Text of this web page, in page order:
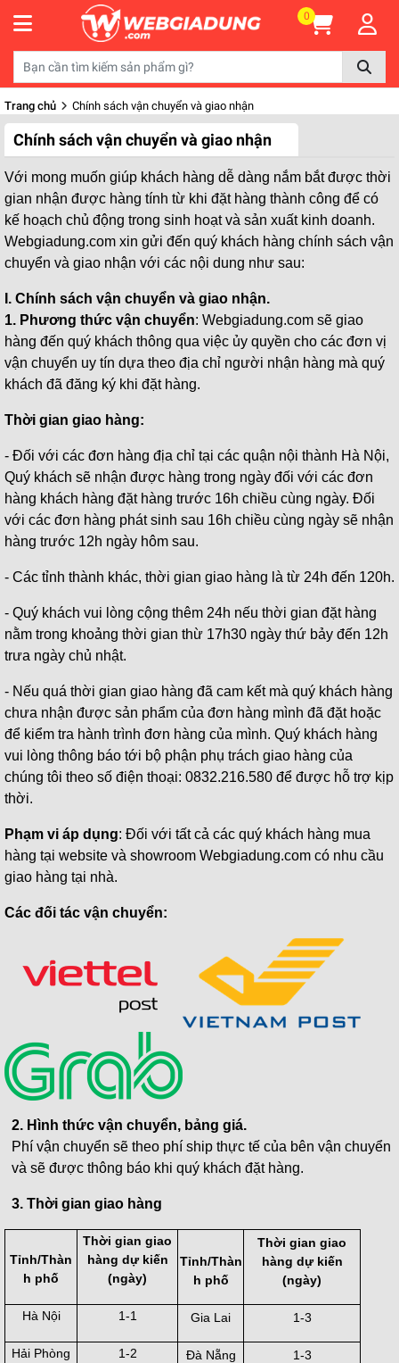
0
Trang chủ Chính sách vận chuyển và giao nhận
Chính sách vận chuyển và giao nhận
Với mong muốn giúp khách hàng dễ dàng nắm bắt được thời
gian nhận được hàng tính từ khi đặt hàng thành công để có
kế hoạch chủ động trong sinh hoạt và sản xuất kinh doanh.
Webgiadung.com xin gửi đến quý khách hàng chính sách vận
chuyển và giao nhận với các nội dung như sau:
I. Chính sách vận chuyển và giao nhận.
1. Phương thức vận chuyển: Webgiadung.com sẽ giao
hàng đến quý khách thông qua việc ủy quyền cho các đơn vị
vận chuyển uy tín dựa theo địa chỉ người nhận hàng mà quý
khách đã đăng ký khi đặt hàng.
Thời gian giao hàng:
- Đối với các đơn hàng địa chỉ tại các quận nội thành Hà Nội,
Quý khách sẽ nhận được hàng trong ngày đối với các đơn
hàng khách hàng đặt hàng trước 16h chiều cùng ngày. Đối
với các đơn hàng phát sinh sau 16h chiều cùng ngày sẽ nhận
hàng trước 12h ngày hôm sau.
- Các tỉnh thành khác, thời gian giao hàng là từ 24h đến 120h.
- Quý khách vui lòng cộng thêm 24h nếu thời gian đặt hàng
nằm trong khoảng thời gian thừ 17h30 ngày thứ bảy đến 12h
trưa ngày chủ nhật.
- Nếu quá thời gian giao hàng đã cam kết mà quý khách hàng
chưa nhận được sản phẩm của đơn hàng mình đã đặt hoặc
để kiểm tra hành trình đơn hàng của mình. Quý khách hàng
vui lòng thông báo tới bộ phận phụ trách giao hàng của
chúng tôi theo số điện thoại: 0832.216.580 để được hỗ trợ kịp
thời.
Phạm vi áp dụng: Đối với tất cả các quý khách hàng mua
hàng tại website và showroom Webgiadung.com có nhu cầu
giao hàng tại nhà.
Các đối tác vận chuyển:
2. Hình thức vận chuyển, bảng giá.
Phí vận chuyển sẽ theo phí ship thực tế của bên vận chuyển
và sẽ được thông báo khi quý khách đặt hàng.
3. Thời gian giao hàng
Tỉnh/Thàn
h phố
Thời gian giao
hàng dự kiến
(ngày)
Tỉnh/Thàn
h phố
Thời gian giao
hàng dự kiến
(ngày)
Hà Nội 1-1 Gia Lai 1-3
Hải Phòng 1-2 Đà Nẵng 1-3